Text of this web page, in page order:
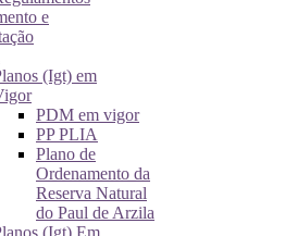
e
(Igt) em
PDM em vigor
PP PLIA
Plano de
Ordenamento da
Reserva Natural
do Paul de Arzila
(Igt) Em